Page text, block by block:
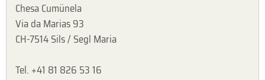
Chesa Cumünela
Via da Marias 93
CH-7514 Sils / Segl Maria
Tel. +41 81 826 53 16